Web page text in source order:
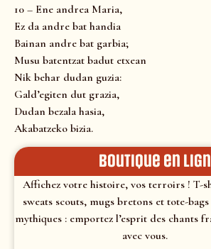
10 – Ene andrea Maria,
Ez da andre bat handia
Bainan andre bat garbia;
Musu batentzat badut etxean
Nik behar dudan guzia:
Gald’egiten dut grazia,
Dudan bezala hasia,
Akabatzeko bizia.
Boutique en
Affichez votre histoire, vos terroirs ! T-
sweats scouts, mugs bretons et tote-
mythiques : emportez l’esprit des chants
avec vous.